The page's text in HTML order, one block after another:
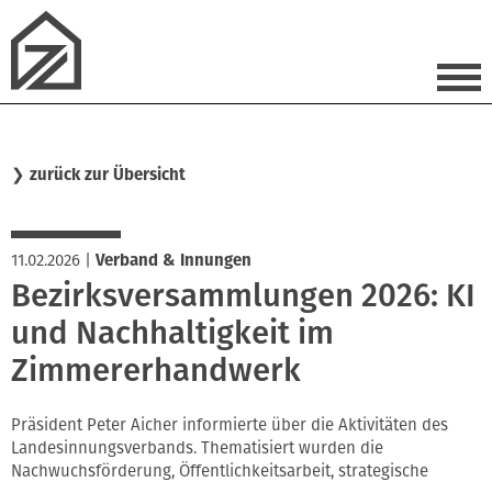
❯ zurück zur Übersicht
11.02.2026 Verband & Innungen
Bezirksversammlungen 2026: KI
und Nachhaltigkeit im
Zimmererhandwerk
Präsident Peter Aicher informierte über die Aktivitäten des
Landesinnungsverbands. Thematisiert wurden die
Nachwuchsförderung, Öffentlichkeitsarbeit, strategische